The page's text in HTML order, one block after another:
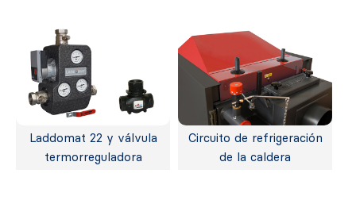
Laddomat 22 y válvula
termorreguladora
Circuito de refrigeración
de la caldera